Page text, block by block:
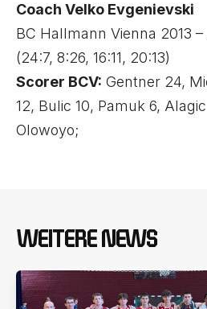
Coach Velko Evgenievski
BC Hallmann Vienna 2013
(24:7, 8:26, 16:11, 20:13)
Scorer BCV: Gentner 24,
12, Bulic 10, Pamuk 6,
Olowoyo;
WEITERE NEWS